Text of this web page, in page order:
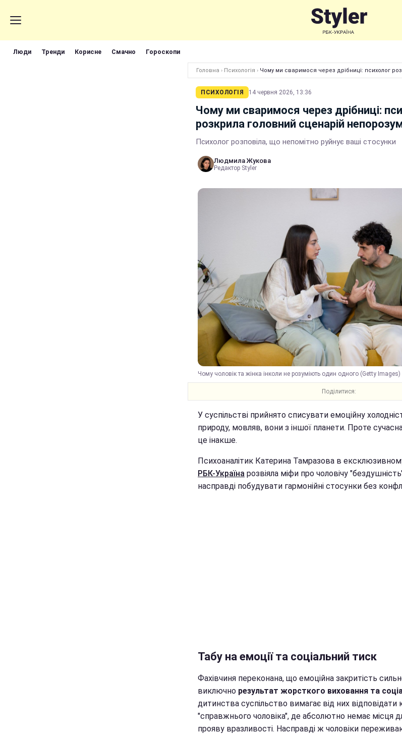
Люди Тренди Корисне Смачно Гороскопи
Головна › Психологія › Чому ми сваримося через дрібниці: психолог
ПСИХОЛОГІЯ 14 червня 2026, 13:36
Чому ми сваримося через дрібниці:
розкрила головний сценарій
Психолог розповіла, що непомітно руйнує ваші стосунки
Людмила Жукова
Редактор Styler
Чому чоловік та жінка інколи не розуміють один одного (Getty Images)
Поділитися:
У суспільстві прийнято списувати емоційну
природу, мовляв, вони з іншої планети. Проте
це інакше.
Психоаналітик Катерина Тамразова в
РБК-Україна розвіяла міфи про чоловічу
насправді побудувати гармонійні стосунки без
Табу на емоції та соціальний тиск
Фахівчиня переконана, що емоційна закритість
виключно результат жорсткого виховання та
дитинства суспільство вимагає від них відповідати
"справжнього чоловіка", де абсолютно немає місця
прояву вразливості. Насправді ж чоловіки